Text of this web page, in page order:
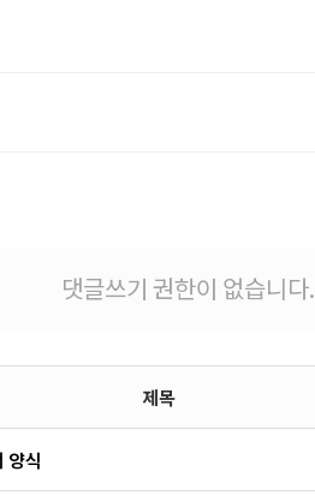
댓글쓰기 권한이 없습니다.
제목
양식